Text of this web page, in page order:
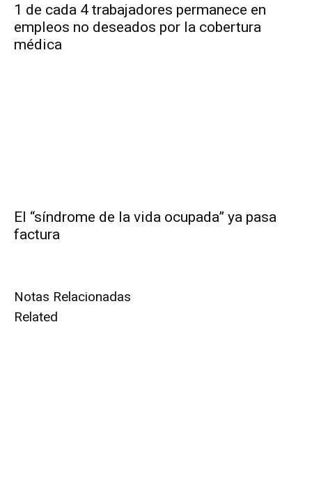
1 de cada 4 trabajadores permanece en
empleos no deseados por la cobertura
médica
El “síndrome de la vida ocupada” ya pasa
factura
Notas Relacionadas
Related